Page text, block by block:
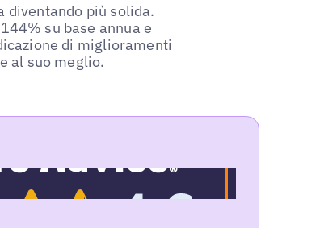
diventando più solida.
su base annua e
di miglioramenti
al suo meglio.